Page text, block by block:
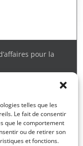
telles que les
Le fait de consentir
que le comportement
ou de retirer son
et fonctions.
pour la